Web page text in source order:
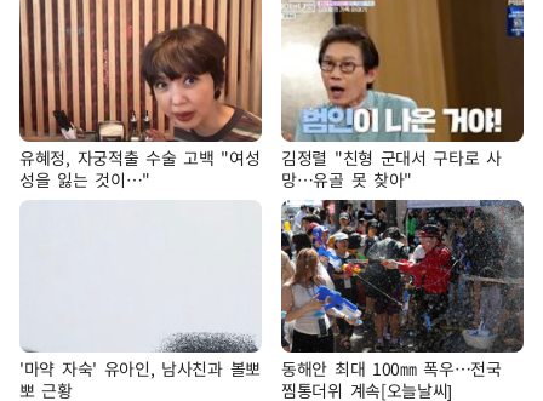
유혜정, 자궁적출 수술 고백 "여성
성을 잃는 것이…"
김정렬 "친형 군대서 구타로 사
망…유골 못 찾아"
'마약 자숙' 유아인, 남사친과 볼뽀
뽀 근황
동해안 최대 100㎜ 폭우…전국
찜통더위 계속[오늘날씨]